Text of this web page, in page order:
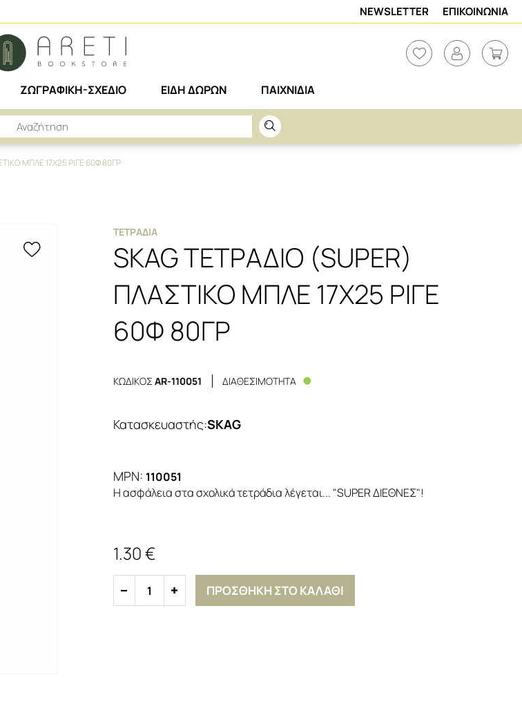
NEWSLETTER ΕΠΙΚΟΙΝΩΝΙΑ
ΖΩΓΡΑΦΙΚΗ-ΣΧΕΔΙΟ ΕΙΔΗ ΔΩΡΩΝ ΠΑΙΧΝΙΔΙΑ
ΜΠΛΕ 17X25 ΡΙΓΕ 60Φ 80ΓΡ
ΤΕΤΡΆΔΙΑ
SKAG ΤΕΤΡΑΔΙΟ (SUPER)
ΠΛΑΣΤΙΚΟ ΜΠΛΕ 17X25 ΡΙΓΕ
60Φ 80ΓΡ
ΚΩΔΙΚΟΣAR-110051 ΔΙΑΘΕΣΙΜΟΤΗΤΑ
Κατασκευαστής:SKAG
MPN: 110051
H ασφάλεια στα σχολικά τετράδια λέγεται... "SUPER ΔΙΕΘΝΕΣ"!
1.30 €
1 ΠΡΟΣΘΗΚΗ ΣΤΟ ΚΑΛΑΘΙ